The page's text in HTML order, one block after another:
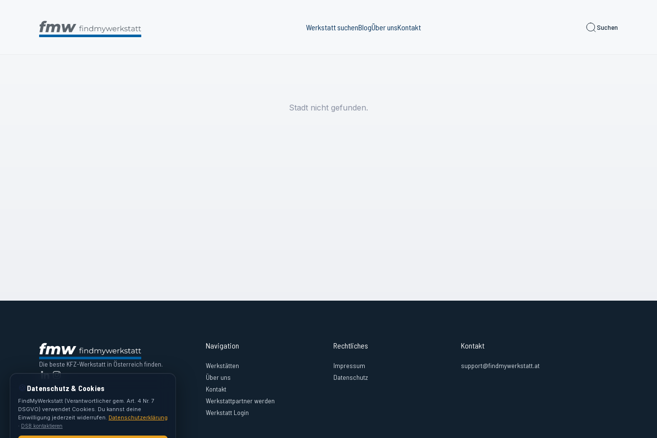
Werkstatt suchenBlogÜber unsKontakt Suchen
Stadt nicht gefunden.
Die beste KFZ-Werkstatt in Österreich finden.
Navigation
Werkstätten
Über uns
Kontakt
Werkstattpartner werden
Werkstatt Login
Rechtliches
Impressum
Datenschutz
Kontakt
support@findmywerkstatt.at
🍪 Datenschutz & Cookies
FindMyWerkstatt (Verantwortlicher gem. Art. 4 Nr. 7
DSGVO) verwendet Cookies. Du kannst deine
Einwilligung jederzeit widerrufen. Datenschutzerklärung
· DSB kontaktieren